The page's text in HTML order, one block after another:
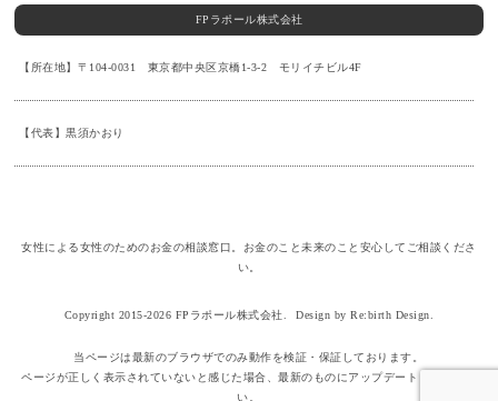
FPラポール株式会社
【所在地】〒104-0031 東京都中央区京橋1-3-2 モリイチビル4F
【代表】黒須かおり
女性による女性のためのお金の相談窓口。お金のこと未来のこと安心してご相談くださ
い。
Copyright 2015-2026 FPラポール株式会社. Design by Re:birth Design.
当ページは最新のブラウザでのみ動作を検証・保証しております。
ページが正しく表示されていないと感じた場合、最新のものにアップデートしてくださ
い。